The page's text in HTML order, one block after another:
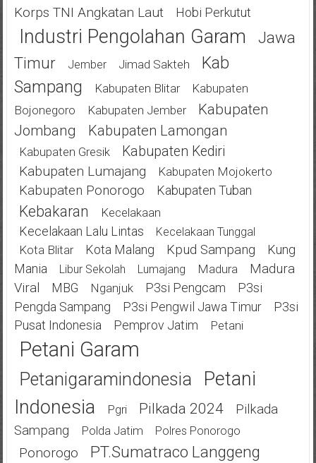
Korps TNI Angkatan Laut
Hobi Perkutut
Industri Pengolahan Garam
Jawa
Timur
Jember Jimad Sakteh
Kab
Sampang
Kabupaten Blitar
Kabupaten
Bojonegoro
Kabupaten Jember
Kabupaten
Jombang
Kabupaten Lamongan
Kabupaten Gresik
Kabupaten Kediri
Kabupaten Lumajang
Kabupaten Mojokerto
Kabupaten Ponorogo Kabupaten Tuban
Kebakaran Kecelakaan
Kecelakaan Lalu Lintas Kecelakaan Tunggal
Kota Blitar Kota Malang Kpud Sampang
Kung
Mania
Libur Sekolah Lumajang Madura
Madura
Viral
MBG Nganjuk P3si Pengcam
P3si
Pengda Sampang
P3si Pengwil Jawa Timur
P3si
Pusat Indonesia
Pemprov Jatim Petani
Petani Garam
Petanigaramindonesia
Petani
Indonesia
Pgri Pilkada 2024
Pilkada
Sampang
Polda Jatim Polres Ponorogo
Ponorogo
PT.Sumatraco Langgeng